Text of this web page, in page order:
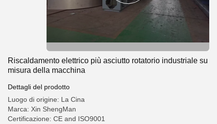
Riscaldamento elettrico più asciutto rotatorio industriale su
misura della macchina
Dettagli del prodotto
Luogo di origine: La Cina
Marca: Xin ShengMan
Certificazione: CE and ISO9001